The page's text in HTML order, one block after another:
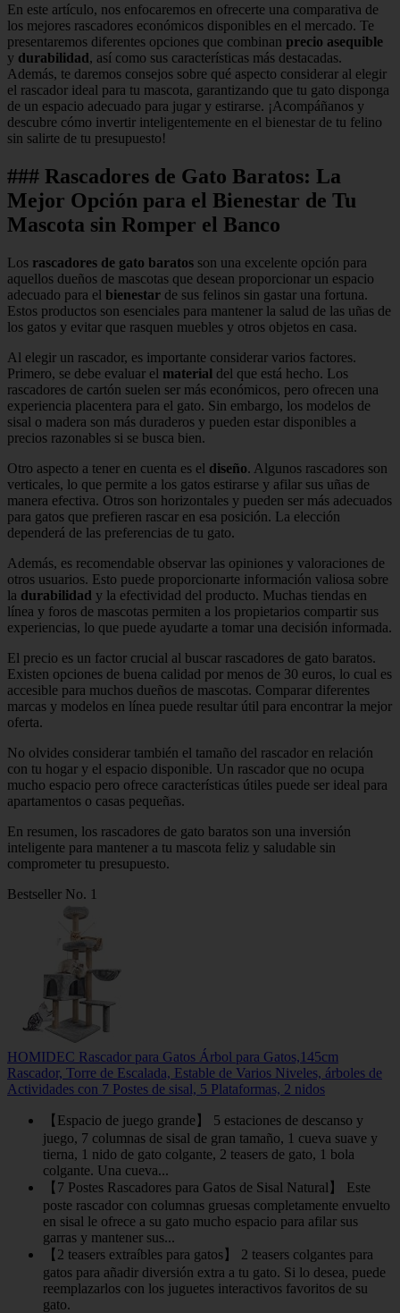
En este artículo, nos enfocaremos en ofrecerte una comparativa de
los mejores rascadores económicos disponibles en el mercado. Te
presentaremos diferentes opciones que combinan precio asequible
y durabilidad, así como sus características más destacadas.
Además, te daremos consejos sobre qué aspecto considerar al elegir
el rascador ideal para tu mascota, garantizando que tu gato disponga
de un espacio adecuado para jugar y estirarse. ¡Acompáñanos y
descubre cómo invertir inteligentemente en el bienestar de tu felino
sin salirte de tu presupuesto!
### Rascadores de Gato Baratos: La
Mejor Opción para el Bienestar de Tu
Mascota sin Romper el Banco
Los rascadores de gato baratos son una excelente opción para
aquellos dueños de mascotas que desean proporcionar un espacio
adecuado para el bienestar de sus felinos sin gastar una fortuna.
Estos productos son esenciales para mantener la salud de las uñas de
los gatos y evitar que rasquen muebles y otros objetos en casa.
Al elegir un rascador, es importante considerar varios factores.
Primero, se debe evaluar el material del que está hecho. Los
rascadores de cartón suelen ser más económicos, pero ofrecen una
experiencia placentera para el gato. Sin embargo, los modelos de
sisal o madera son más duraderos y pueden estar disponibles a
precios razonables si se busca bien.
Otro aspecto a tener en cuenta es el diseño. Algunos rascadores son
verticales, lo que permite a los gatos estirarse y afilar sus uñas de
manera efectiva. Otros son horizontales y pueden ser más adecuados
para gatos que prefieren rascar en esa posición. La elección
dependerá de las preferencias de tu gato.
Además, es recomendable observar las opiniones y valoraciones de
otros usuarios. Esto puede proporcionarte información valiosa sobre
la durabilidad y la efectividad del producto. Muchas tiendas en
línea y foros de mascotas permiten a los propietarios compartir sus
experiencias, lo que puede ayudarte a tomar una decisión informada.
El precio es un factor crucial al buscar rascadores de gato baratos.
Existen opciones de buena calidad por menos de 30 euros, lo cual es
accesible para muchos dueños de mascotas. Comparar diferentes
marcas y modelos en línea puede resultar útil para encontrar la mejor
oferta.
No olvides considerar también el tamaño del rascador en relación
con tu hogar y el espacio disponible. Un rascador que no ocupa
mucho espacio pero ofrece características útiles puede ser ideal para
apartamentos o casas pequeñas.
En resumen, los rascadores de gato baratos son una inversión
inteligente para mantener a tu mascota feliz y saludable sin
comprometer tu presupuesto.
Bestseller No. 1
HOMIDEC Rascador para Gatos Árbol para Gatos,145cm
Rascador, Torre de Escalada, Estable de Varios Niveles, árboles de
Actividades con 7 Postes de sisal, 5 Plataformas, 2 nidos
【Espacio de juego grande】 5 estaciones de descanso y
juego, 7 columnas de sisal de gran tamaño, 1 cueva suave y
tierna, 1 nido de gato colgante, 2 teasers de gato, 1 bola
colgante. Una cueva...
【7 Postes Rascadores para Gatos de Sisal Natural】 Este
poste rascador con columnas gruesas completamente envuelto
en sisal le ofrece a su gato mucho espacio para afilar sus
garras y mantener sus...
【2 teasers extraíbles para gatos】 2 teasers colgantes para
gatos para añadir diversión extra a tu gato. Si lo desea, puede
reemplazarlos con los juguetes interactivos favoritos de su
gato.